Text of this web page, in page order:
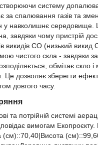
систему
за спалювання газів та
у навколишнє середовище.
завдяки чому пристрій
викидів CO (низький викид
чистого скла - завдяки
обмітає скло і
Це дозволяє зберегти
довгого часу.
та потрійній системі
вимогам Екопроєкту.
(см)::70,40|Висота